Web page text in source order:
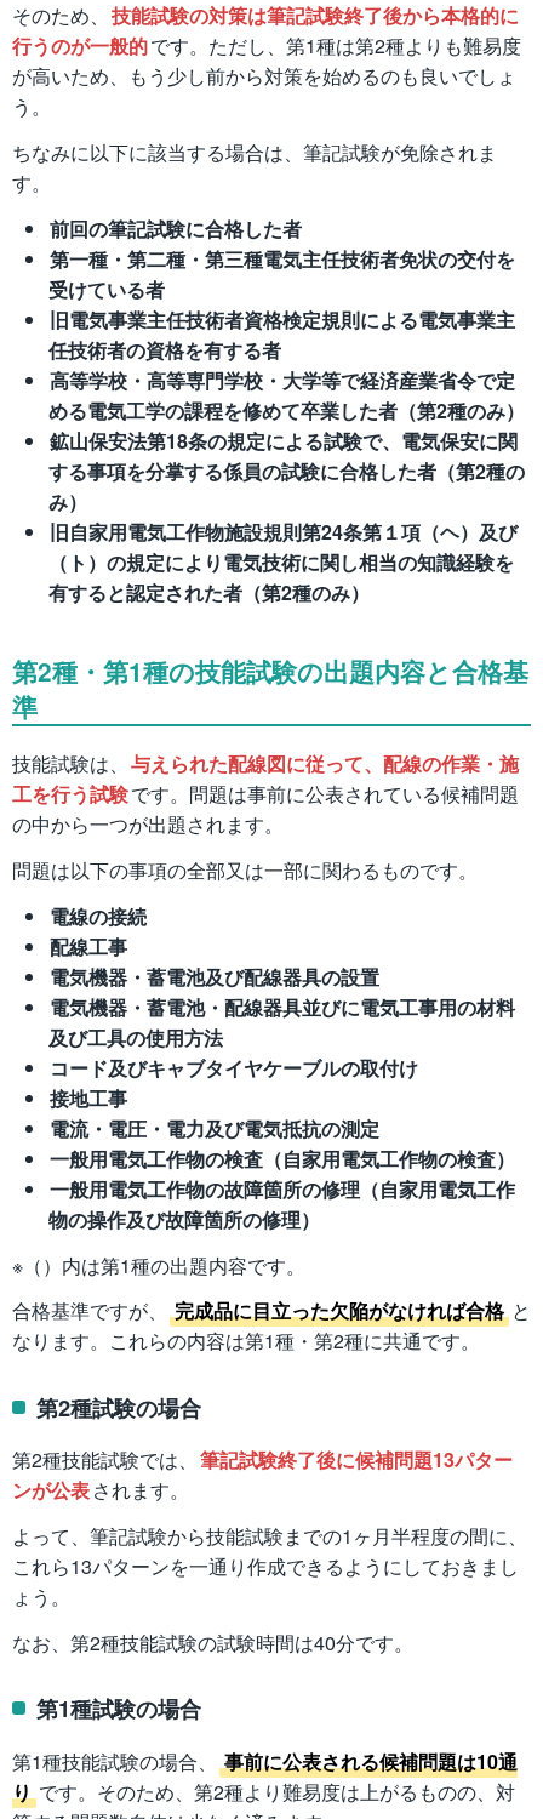
そのため、 技能試験の対策は筆記試験終了後から本格的に
行うのが一般的です。ただし、第1種は第2種よりも難易度
が高いため、もう少し前から対策を始めるのも良いでしょ
う。
ちなみに以下に該当する場合は、筆記試験が免除されま
す。
前回の筆記試験に合格した者
第一種・第二種・第三種電気主任技術者免状の交付を
受けている者
旧電気事業主任技術者資格検定規則による電気事業主
任技術者の資格を有する者
高等学校・高等専門学校・大学等で経済産業省令で定
める電気工学の課程を修めて卒業した者（第2種のみ）
鉱山保安法第18条の規定による試験で、電気保安に関
する事項を分掌する係員の試験に合格した者（第2種の
み）
旧自家用電気工作物施設規則第24条第１項（ヘ）及び
（ト）の規定により電気技術に関し相当の知識経験を
有すると認定された者（第2種のみ）
第2種・第1種の技能試験の出題内容と合格基
準
技能試験は、 与えられた配線図に従って、配線の作業・施
工を行う試験です。問題は事前に公表されている候補問題
の中から一つが出題されます。
問題は以下の事項の全部又は一部に関わるものです。
電線の接続
配線工事
電気機器・蓄電池及び配線器具の設置
電気機器・蓄電池・配線器具並びに電気工事用の材料
及び工具の使用方法
コード及びキャブタイヤケーブルの取付け
接地工事
電流・電圧・電力及び電気抵抗の測定
一般用電気工作物の検査（自家用電気工作物の検査）
一般用電気工作物の故障箇所の修理（自家用電気工作
物の操作及び故障箇所の修理）
※（）内は第1種の出題内容です。
合格基準ですが、
完成品に目立った欠陥がなければ合格 と
なります。これらの内容は第1種・第2種に共通です。
第2種試験の場合
第2種技能試験では、 筆記試験終了後に候補問題13パター
ンが公表されます。
よって、筆記試験から技能試験までの1ヶ月半程度の間に、
これら13パターンを一通り作成できるようにしておきまし
ょう。
なお、第2種技能試験の試験時間は40分です。
第1種試験の場合
第1種技能試験の場合、
事前に公表される候補問題は10通
り です。そのため、第2種より難易度は上がるものの、対